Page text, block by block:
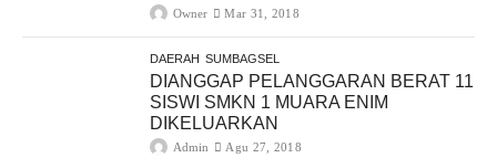
Owner Mar 31, 2018
DAERAH SUMBAGSEL
DIANGGAP PELANGGARAN BERAT 11
SISWI SMKN 1 MUARA ENIM
DIKELUARKAN
Admin Agu 27, 2018